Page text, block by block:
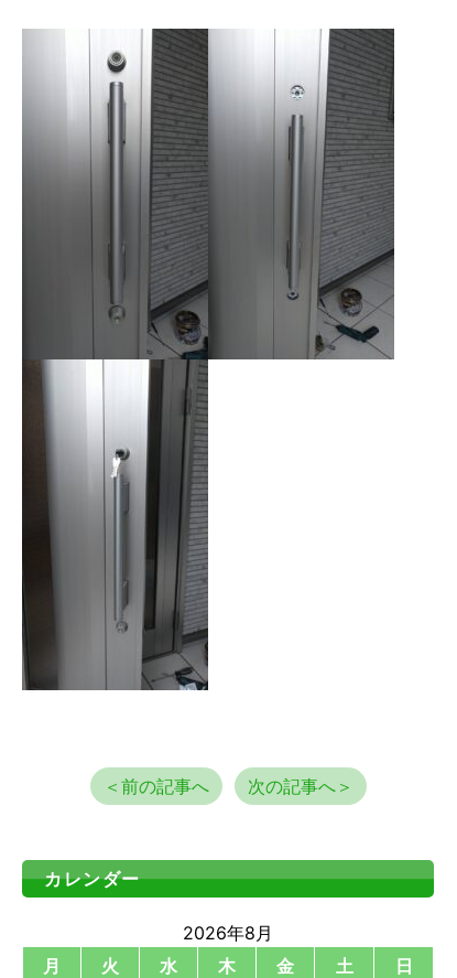
＜前の記事へ 次の記事へ＞
カレンダー
2026年8月
月
火 水 木 金 土
日